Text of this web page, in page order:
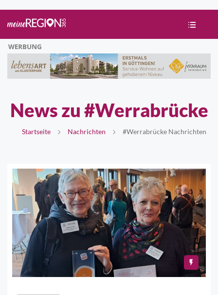
News zu #Werrabrücke
Startseite Nachrichten #Werrabrücke Nachrichten